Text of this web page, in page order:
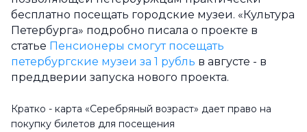
бесплатно посещать городские музеи. «Культура
Петербурга» подробно писала о проекте в
статье Пенсионеры смогут посещать
петербургские музеи за 1 рубль в августе - в
преддверии запуска нового проекта.
Кратко - карта «Серебряный возраст» дает право на
покупку билетов для посещения